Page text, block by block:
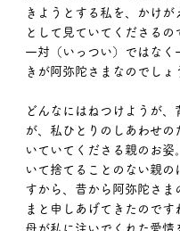
きようとする私を、かけが
として見ていてくださるの
一対（いっつい）ではなく
きが阿弥陀さまなのでしょ
どんなにはねつけようが、
が、私ひとりのしあわせの
いていてくださる親のお姿
いて捨てることのない親の
すから、昔から阿弥陀さま
まと申しあげてきたのです
母が私に注いでくれた愛情